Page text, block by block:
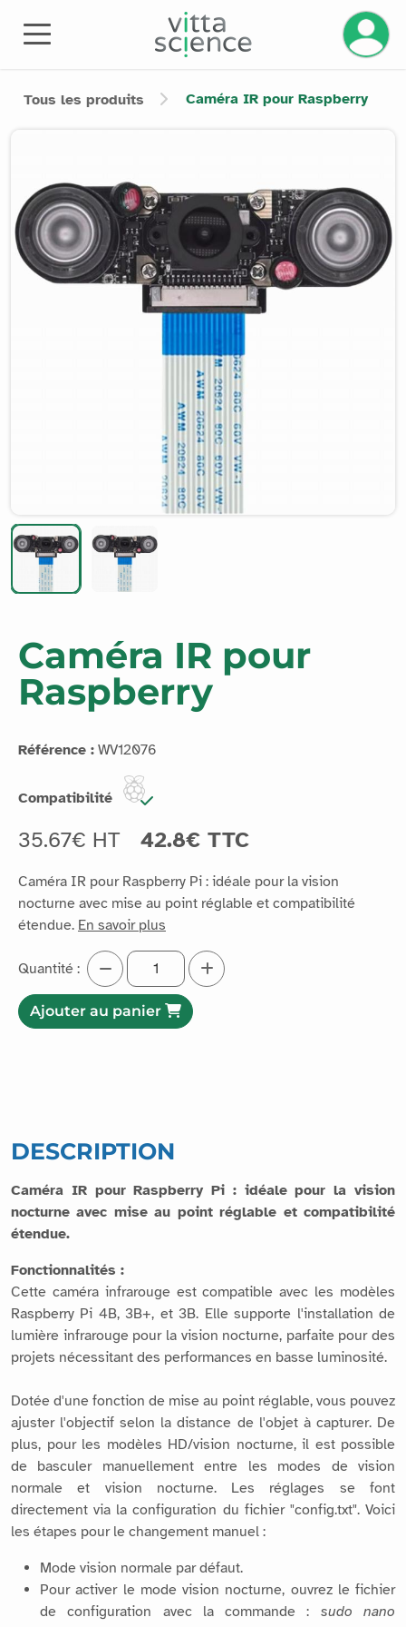
Gérez
Tous les produits Caméra IR pour Raspberry
Caméra IR pour
Raspberry
Référence : WV12076
Compatibilité
35.67€ HT 42.8€ TTC
Caméra IR pour Raspberry Pi : idéale pour la vision
nocturne avec mise au point réglable et compatibilité
étendue. En savoir plus
Quantité :
Ajouter au panier
DESCRIPTION
Caméra IR pour Raspberry Pi : idéale pour la vision
nocturne avec mise au point réglable et compatibilité
étendue.
Fonctionnalités :
Cette caméra infrarouge est compatible avec les modèles
Raspberry Pi 4B, 3B+, et 3B. Elle supporte l'installation de
lumière infrarouge pour la vision nocturne, parfaite pour des
projets nécessitant des performances en basse luminosité.
Dotée d'une fonction de mise au point réglable, vous pouvez
ajuster l'objectif selon la distance de l'objet à capturer. De
plus, pour les modèles HD/vision nocturne, il est possible
de basculer manuellement entre les modes de vision
normale et vision nocturne. Les réglages se font
directement via la configuration du fichier "config.txt". Voici
les étapes pour le changement manuel :
Mode vision normale par défaut.
Pour activer le mode vision nocturne, ouvrez le fichier
de configuration avec la commande : sudo nano